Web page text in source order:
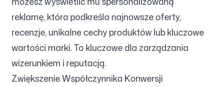
reklamę, która podkreśla najnowsze oferty,
recenzje, unikalne cechy produktów lub kluczowe
wartości marki. To kluczowe dla zarządzania
wizerunkiem i reputacją.
Zwiększenie Współczynnika Konwersji